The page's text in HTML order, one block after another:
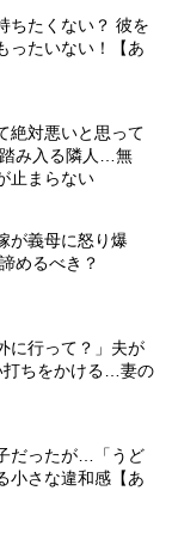
ちたくない？ 彼を
ったいない！【あ
絶対悪いと思って
み入る隣人…無
止まらない
が義母に怒り爆
めるべき？
に行って？」夫が
打ちをかける…妻の
だったが…「うど
小さな違和感【あ